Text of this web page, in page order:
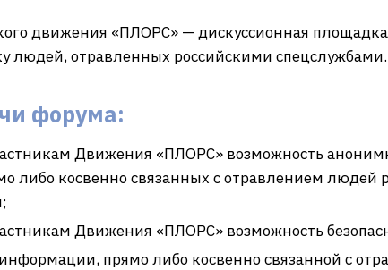
движения «ПЛОРС» — дискуссионная площадка
людей, отравленных российскими спецслужбами.
форума:
Движения «ПЛОРС» возможность
либо косвенно связанных с отравлением людей
Движения «ПЛОРС» возможность
прямо либо косвенно связанной с